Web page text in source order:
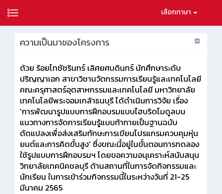
เลือกภาษา
ความเป็นมาของโครงการ
ด้วย ร้อยโทชัชรินทร์ เลิศยศบดินทร์ นักศึกษาระดับ
ปริญญาเอก สาขาวิชานวัตกรรมการเรียนรู้และเทคโนโลยี
คณะครุศาสตร์อุตสาหกรรมและเทคโนโลยี มหาวิทยาลัย
เทคโนโลยีพระจอมเกล้าธนบุรี ได้ดำเนินการวิจัย เรื่อง
'การพัฒนารูปแบบการฝึกอบรมแบบไฮบริดโมดูลบน
แนวทางการจัดการเรียนรู้แบบท้าทายเป็นฐานฉบับ
ดัดแปลงเพื่อส่งเสริมทักษะการเขียนโปรแกรมควบคุมหุ่น
ยนต์และการคิดขั้นสูง' ซึ่งขณะนี้อยู่ในขั้นตอนการทดลอง
ใช้รูปแบบการฝึกอบรมฯ โดยขอความอนุเคราะห์สนับสนุน
วิทยาลัยเทคนิคชลบุรี ด้านสถานที่ในการจัดกิจกรรมและ
นักเรียน ในการเข้าร่วมกิจกรรมนี้ในระหว่างวันที่ 21-25
มีนาคม 2565